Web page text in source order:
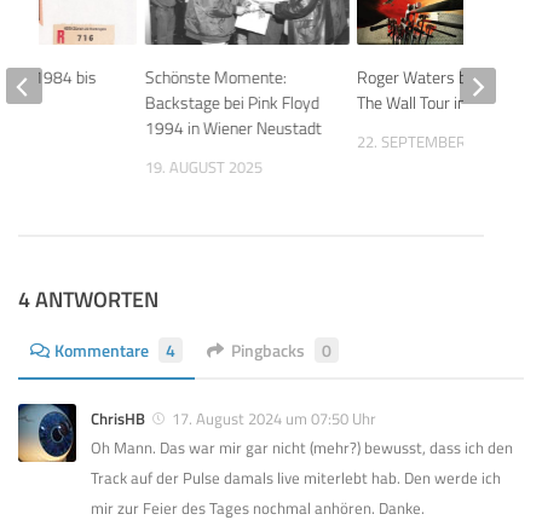
Schönste Momente:
Backstage bei Pink Floyd
1994 in Wiener Neustadt
19. AUGUST 2025
Roger Waters beendet
The Wall Tour in Paris
22. SEPTEMBER 2013
1984 bis
4 ANTWORTEN
Kommentare 4 Pingbacks 0
ChrisHB
17. August 2024 um 07:50 Uhr
Oh Mann. Das war mir gar nicht (mehr?) bewusst, dass ich den
Track auf der Pulse damals live miterlebt hab. Den werde ich
mir zur Feier des Tages nochmal anhören. Danke.